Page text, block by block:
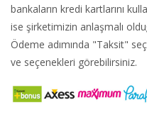
bankaların kredi kartlarını
ise şirketimizin anlaşmalı
Ödeme adımında "Taksit"
ve seçenekleri görebilirsiniz.